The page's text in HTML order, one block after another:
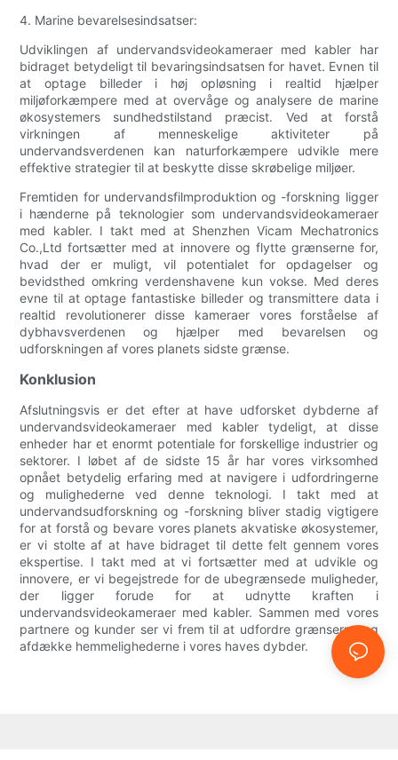
4. Marine bevarelsesindsatser:
Udviklingen af undervandsvideokameraer med kabler har
bidraget betydeligt til bevaringsindsatsen for havet. Evnen til
at optage billeder i høj opløsning i realtid hjælper
miljøforkæmpere med at overvåge og analysere de marine
økosystemers sundhedstilstand præcist. Ved at forstå
virkningen af menneskelige aktiviteter på
undervandsverdenen kan naturforkæmpere udvikle mere
effektive strategier til at beskytte disse skrøbelige miljøer.
Fremtiden for undervandsfilmproduktion og -forskning ligger
i hænderne på teknologier som undervandsvideokameraer
med kabler. I takt med at Shenzhen Vicam Mechatronics
Co.,Ltd fortsætter med at innovere og flytte grænserne for,
hvad der er muligt, vil potentialet for opdagelser og
bevidsthed omkring verdenshavene kun vokse. Med deres
evne til at optage fantastiske billeder og transmittere data i
realtid revolutionerer disse kameraer vores forståelse af
dybhavsverdenen og hjælper med bevarelsen og
udforskningen af vores planets sidste grænse.
Konklusion
Afslutningsvis er det efter at have udforsket dybderne af
undervandsvideokameraer med kabler tydeligt, at disse
enheder har et enormt potentiale for forskellige industrier og
sektorer. I løbet af de sidste 15 år har vores virksomhed
opnået betydelig erfaring med at navigere i udfordringerne
og mulighederne ved denne teknologi. I takt med at
undervandsudforskning og -forskning bliver stadig vigtigere
for at forstå og bevare vores planets akvatiske økosystemer,
er vi stolte af at have bidraget til dette felt gennem vores
ekspertise. I takt med at vi fortsætter med at udvikle og
innovere, er vi begejstrede for de ubegrænsede muligheder,
der ligger forude for at udnytte kraften i
undervandsvideokameraer med kabler. Sammen med vores
partnere og kunder ser vi frem til at udfordre grænserne og
afdække hemmelighederne i vores haves dybder.